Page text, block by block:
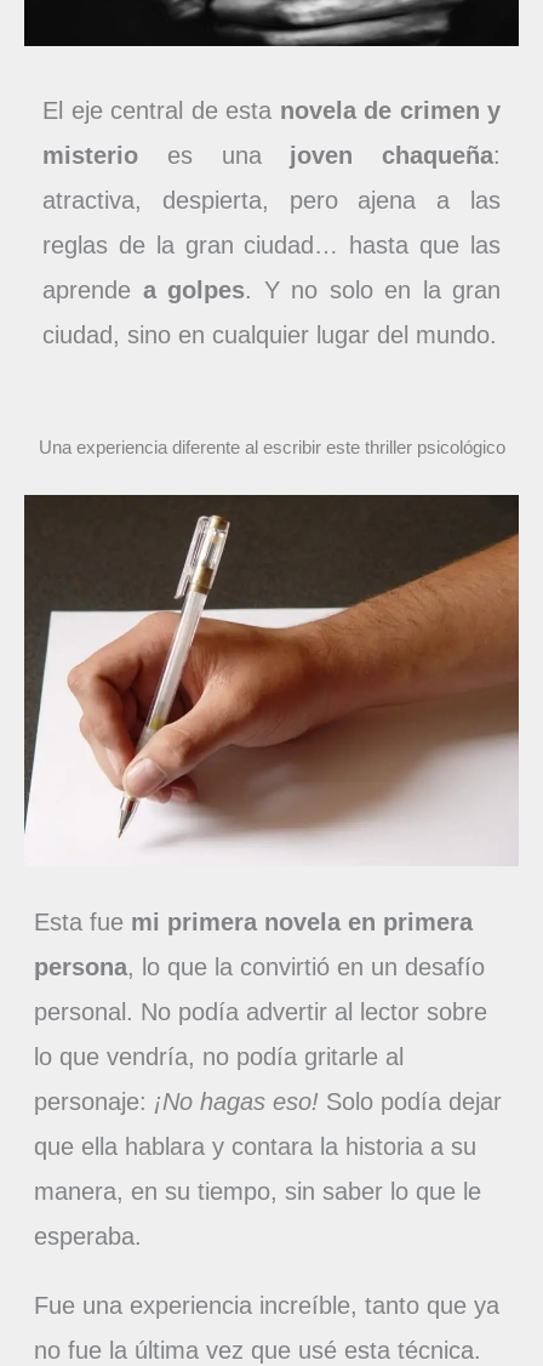
El eje central de esta novela de crimen y
misterio es una joven chaqueña:
atractiva, despierta, pero ajena a las
reglas de la gran ciudad… hasta que las
aprende a golpes. Y no solo en la gran
ciudad, sino en cualquier lugar del mundo.
Una experiencia diferente al escribir este thriller psicológico
Esta fue mi primera novela en primera
persona, lo que la convirtió en un desafío
personal. No podía advertir al lector sobre
lo que vendría, no podía gritarle al
personaje: ¡No hagas eso! Solo podía dejar
que ella hablara y contara la historia a su
manera, en su tiempo, sin saber lo que le
esperaba.
Fue una experiencia increíble, tanto que ya
no fue la última vez que usé esta técnica.